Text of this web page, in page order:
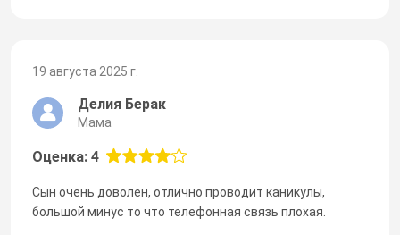
19 августа 2025 г.
Делия Берак
Мама
Оценка: 4
Сын очень доволен, отлично проводит каникулы,
большой минус то что телефонная связь плохая.